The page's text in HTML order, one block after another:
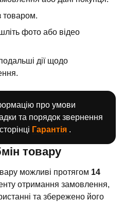
товаром.
фото або відео
дії щодо
про умови
та порядок звернення
Гарантія .
товару
можливі протягом 14
отримання замовлення,
та збережено його